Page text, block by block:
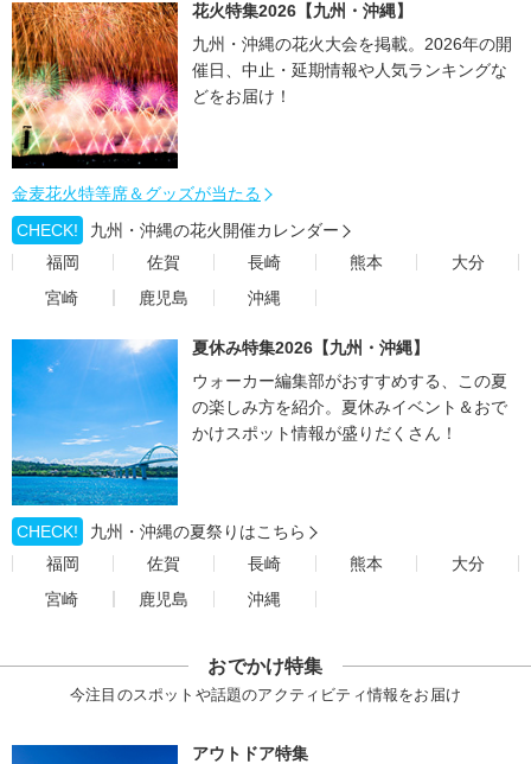
花火特集2026【九州・沖縄】
九州・沖縄の花火大会を掲載。2026年の開
催日、中止・延期情報や人気ランキングな
どをお届け！
金麦花火特等席＆グッズが当たる
CHECK!
九州・沖縄の花火開催カレンダー
福岡
佐賀 長崎 熊本
大分
宮崎
鹿児島 沖縄
夏休み特集2026【九州・沖縄】
ウォーカー編集部がおすすめする、この夏
の楽しみ方を紹介。夏休みイベント＆おで
かけスポット情報が盛りだくさん！
CHECK!
九州・沖縄の夏祭りはこちら
福岡
佐賀 長崎 熊本
大分
宮崎
鹿児島 沖縄
おでかけ特集
今注目のスポットや話題のアクティビティ情報をお届け
アウトドア特集